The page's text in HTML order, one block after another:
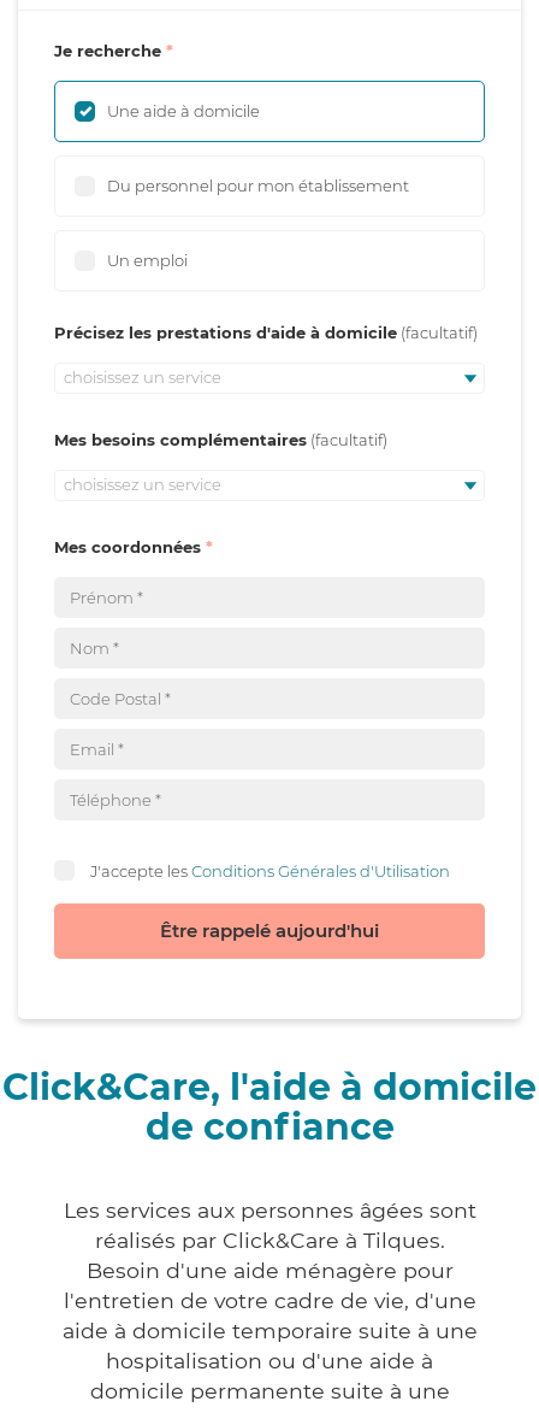
Je recherche
Une aide à domicile
Du personnel pour mon établissement
Un emploi
Précisez les prestations d'aide à domicile
choisissez un service
Mes besoins complémentaires
choisissez un service
Mes coordonnées
J'accepte lesConditions Générales d'Utilisation
Être rappelé aujourd'hui
Click&Care, l'aide à domicile
de confiance
Les services aux personnes âgées sont
réalisés par Click&Care à Tilques.
Besoin d'une aide ménagère pour
l'entretien de votre cadre de vie, d'une
aide à domicile temporaire suite à une
hospitalisation ou d'une aide à
domicile permanente suite à une